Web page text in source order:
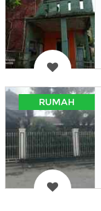
RUMAH